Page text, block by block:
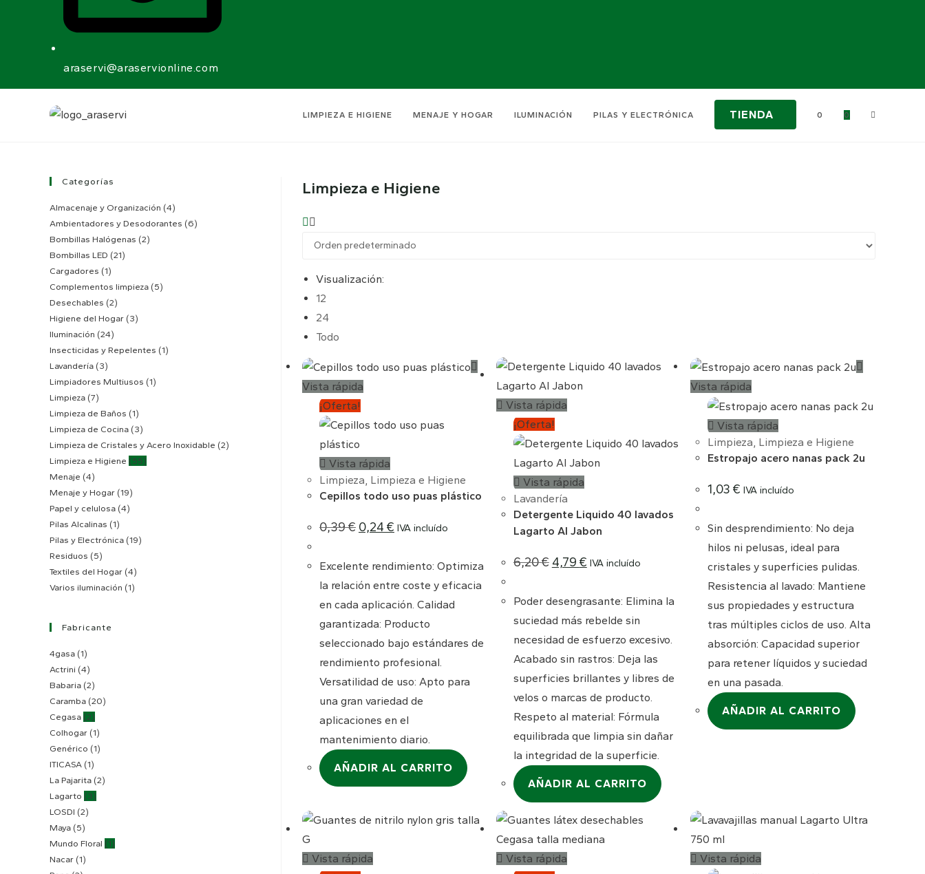
araservi@araservionline.com
LIMPIEZA E HIGIENE MENAJE Y HOGAR ILUMINACIÓN PILAS Y ELECTRÓNICA TIENDA 0 0 ALTERNAR
Limpieza e Higiene
Visualización:
12
24
Todo
Vista rápida
¡Oferta!
Vista rápida
Limpieza, Limpieza e Higiene
Cepillos todo uso puas plástico
0,39€ El
precio
0,39 €.
0,24 € El
precio
0,24 €.
IVA incluído
Excelente rendimiento: Optimiza
la relación entre coste y eficacia
en cada aplicación. Calidad
garantizada: Producto
seleccionado bajo estándares de
rendimiento profesional.
Versatilidad de uso: Apto para
una gran variedad de
aplicaciones en el
mantenimiento diario.
AÑADIR AL CARRITO
Vista rápida
¡Oferta!
Vista rápida
Lavandería
Detergente Liquido 40 lavados
Lagarto Al Jabon
6,20€ El
precio
6,20 €.
4,79 €El
precio
4,79 €.
IVA incluído
Poder desengrasante: Elimina la
suciedad más rebelde sin
necesidad de esfuerzo excesivo.
Acabado sin rastros: Deja las
superficies brillantes y libres de
velos o marcas de producto.
Respeto al material: Fórmula
equilibrada que limpia sin dañar
la integridad de la superficie.
AÑADIR AL CARRITO
Vista rápida
Vista rápida
Limpieza, Limpieza e Higiene
Estropajo acero nanas pack 2u
1,03 € IVA incluído
Sin desprendimiento: No deja
hilos ni pelusas, ideal para
cristales y superficies pulidas.
Resistencia al lavado: Mantiene
sus propiedades y estructura
tras múltiples ciclos de uso. Alta
absorción: Capacidad superior
para retener líquidos y suciedad
en una pasada.
AÑADIR AL CARRITO
Vista rápida
Vista rápida
Vista rápida
Categorías
Almacenaje y Organización (4)
Ambientadores y Desodorantes (6)
Bombillas Halógenas (2)
Bombillas LED (21)
Cargadores (1)
Complementos limpieza (5)
Desechables (2)
Higiene del Hogar (3)
Iluminación (24)
Insecticidas y Repelentes (1)
Lavandería (3)
Limpiadores Multiusos (1)
Limpieza (7)
Limpieza de Baños (1)
Limpieza de Cocina (3)
Limpieza de Cristales y Acero Inoxidable (2)
Limpieza e Higiene (55)
Menaje (4)
Menaje y Hogar (19)
Papel y celulosa (4)
Pilas Alcalinas (1)
Pilas y Electrónica (19)
Residuos (5)
Textiles del Hogar (4)
Varios iluminación (1)
Fabricante
4gasa (1)
Actrini (4)
Babaria (2)
Caramba (20)
Cegasa (2)
Colhogar (1)
Genérico (1)
ITICASA (1)
La Pajarita (2)
Lagarto (3)
LOSDI (2)
Maya (5)
Mundo Floral (1)
Nacar (1)